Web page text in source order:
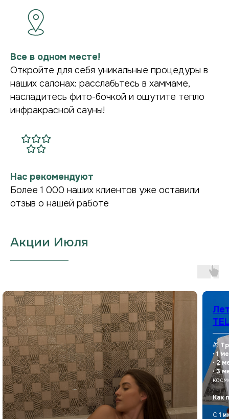
Все в одном месте!
Откройте для себя уникальные процедуры в
наших салонах: расслабьтесь в хаммаме,
насладитесь фито-бочкой и ощутите тепло
инфракрасной сауны!
Нас рекомендуют
Более 1 000 наших клиентов уже оставили
отзыв о нашей работе
Акции Июля
___________________
🎁
•1
•2
•3
Как
С 1
ПОДРОБНЕЕ О НАС В TG